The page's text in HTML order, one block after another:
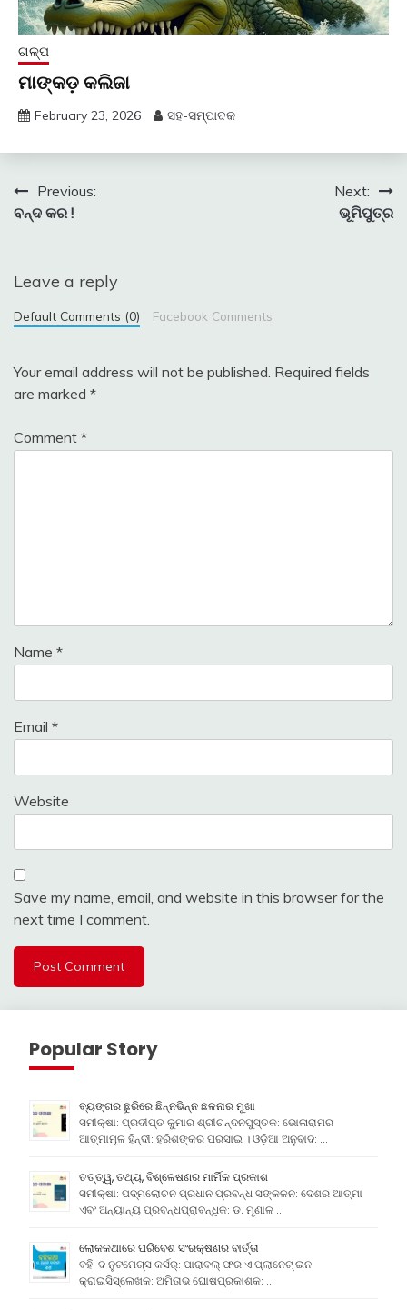
ଗଳ୍ପ
ମାଙ୍କଡ଼ କଲିଜା
February 23, 2026 ସହ-ସମ୍ପାଦକ
Post
navigation
Previous:
ବନ୍ଦ କର !
Next:
ଭୂମିପୁତ୍ର
Leave a reply
Default Comments (0) Facebook Comments
Your email address will not be published. Required fields
are marked *
Comment *
Name *
Email *
Website
Save my name, email, and website in this browser for the
next time I comment.
Popular Story
ବ୍ୟଙ୍ଗର ଛୁରିରେ ଛିନ୍ନଭିନ୍ନ ଛଳନାର ମୁଖା
ସମୀକ୍ଷା: ପ୍ରଦୀପ୍ତ କୁମାର ଶ୍ରୀଚନ୍ଦନପୁସ୍ତକ: ଭୋଳାରାମର
ଆତ୍ମାମୂଳ ହିନ୍ଦୀ: ହରିଶଙ୍କର ପରସାଇ । ଓଡ଼ିଆ ଅନୁବାଦ: …
ତତ୍ତ୍ୱ, ତଥ୍ୟ, ବିଶ୍ଳେଷଣର ମାର୍ମିକ ପ୍ରକାଶ
ସମୀକ୍ଷା: ପଦ୍ମଲୋଚନ ପ୍ରଧାନ ପ୍ରବନ୍ଧ ସଙ୍କଳନ: ଦେଶର ଆତ୍ମା
ଏବଂ ଅନ୍ୟାନ୍ୟ ପ୍ରବନ୍ଧପ୍ରାବନ୍ଧିକ: ଡ. ମୃଣାଳ …
ଲୋକକଥାରେ ପରିବେଶ ସଂରକ୍ଷଣର ବାର୍ତ୍ତା
ବହି: ଦ ନୁଟମେଗ୍ସ କର୍ସର୍: ପାରାବଲ୍ ଫର ଏ ପ୍ଲାନେଟ୍ ଇନ
କ୍ରାଇସିସ୍ଲେଖକ: ଅମିତାଭ ଘୋଷପ୍ରକାଶକ: …